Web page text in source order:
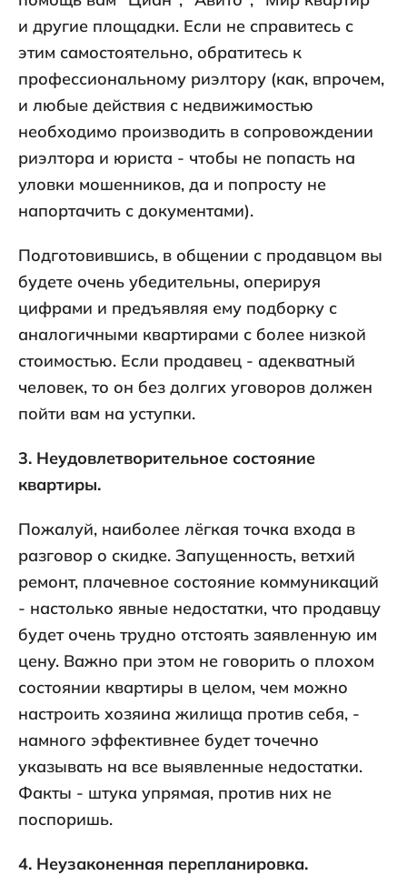
и другие площадки. Если не справитесь с
этим самостоятельно, обратитесь к
профессиональному риэлтору (как, впрочем,
и любые действия с недвижимостью
необходимо производить в сопровождении
риэлтора и юриста - чтобы не попасть на
уловки мошенников, да и попросту не
напортачить с документами).
Подготовившись, в общении с продавцом вы
будете очень убедительны, оперируя
цифрами и предъявляя ему подборку с
аналогичными квартирами с более низкой
стоимостью. Если продавец - адекватный
человек, то он без долгих уговоров должен
пойти вам на уступки.
3. Неудовлетворительное состояние
квартиры.
Пожалуй, наиболее лёгкая точка входа в
разговор о скидке. Запущенность, ветхий
ремонт, плачевное состояние коммуникаций
- настолько явные недостатки, что продавцу
будет очень трудно отстоять заявленную им
цену. Важно при этом не говорить о плохом
состоянии квартиры в целом, чем можно
настроить хозяина жилища против себя, -
намного эффективнее будет точечно
указывать на все выявленные недостатки.
Факты - штука упрямая, против них не
поспоришь.
4. Неузаконенная перепланировка.